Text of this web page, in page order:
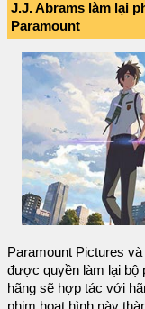
J.J. Abrams làm lại
Paramount
Paramount Pictures
được quyền làm lại bộ
hãng sẽ hợp tác với
phim hoạt hình này